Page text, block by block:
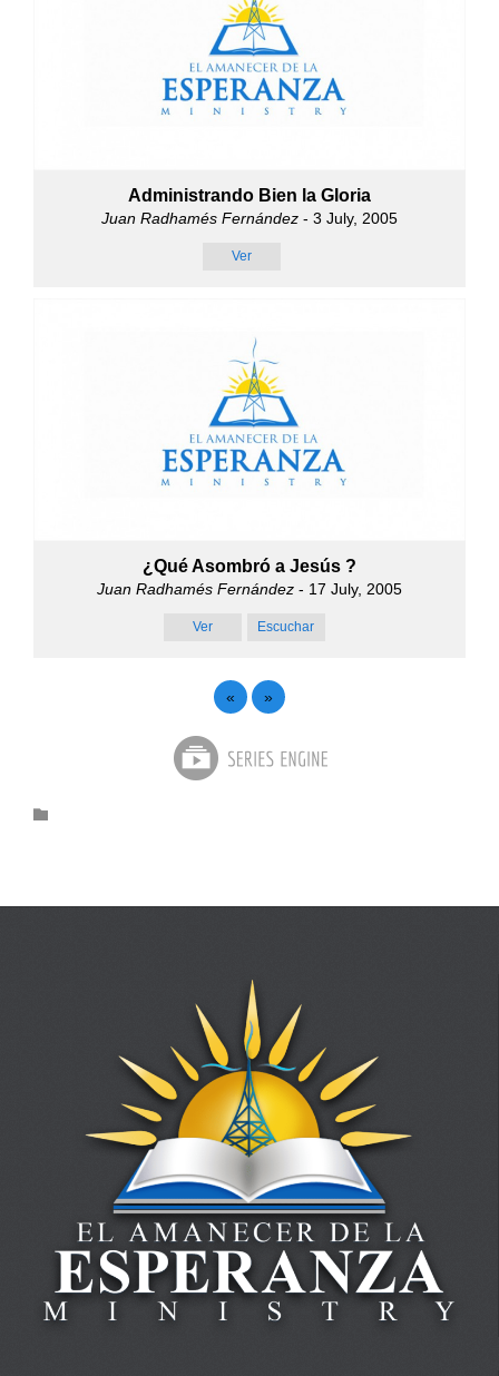
Administrando Bien la Gloria
Juan Radhamés Fernández - 3 July, 2005
Ver
¿Qué Asombró a Jesús ?
Juan Radhamés Fernández - 17 July, 2005
Ver Escuchar
« »
